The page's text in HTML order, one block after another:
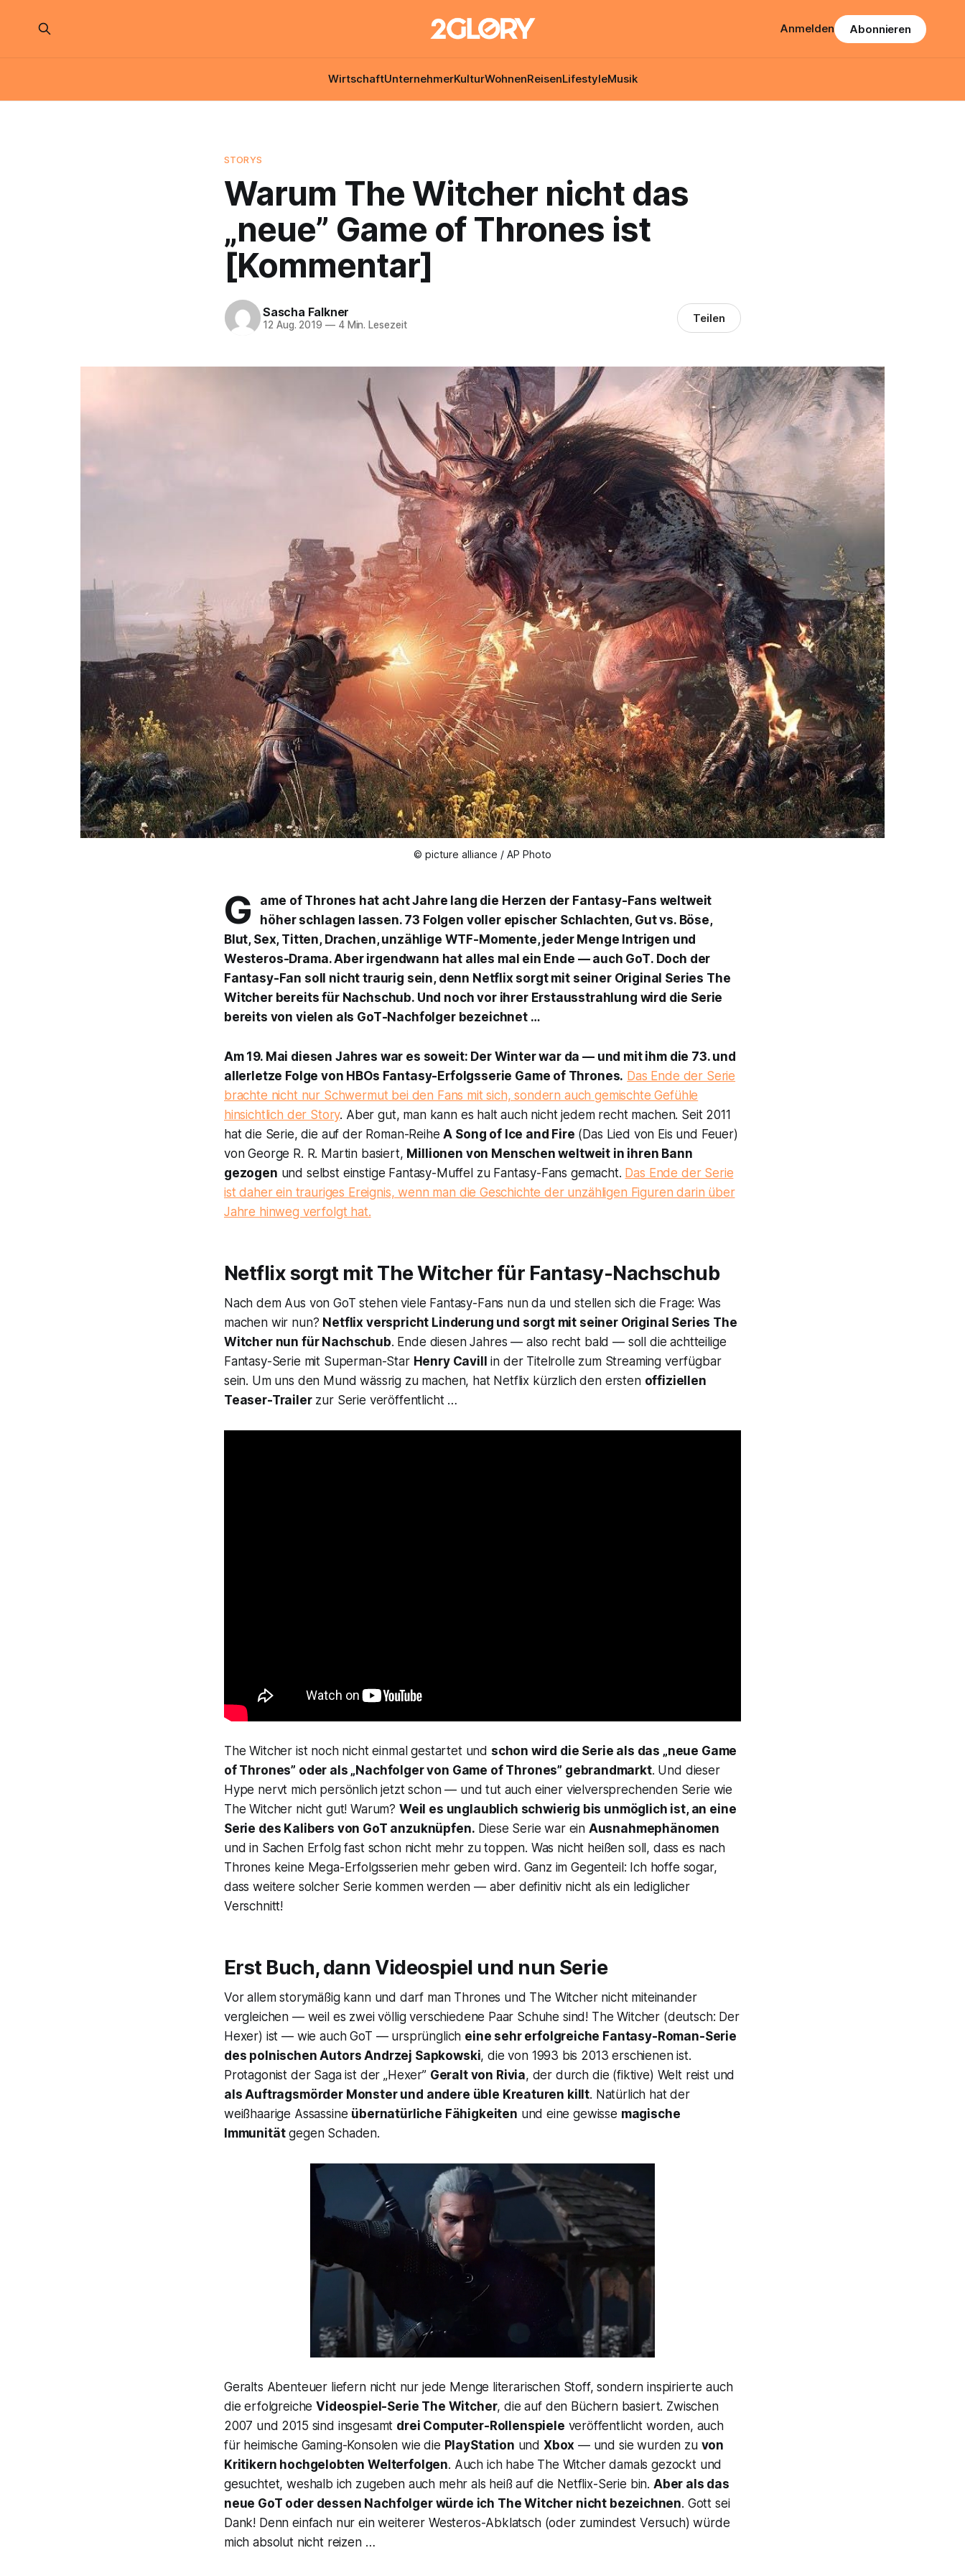
WirtschaftUnternehmerKulturWohnenReisenLifestyleMusik
Anmelden Abonnieren
STORYS
Warum The Witcher nicht das
„neue” Game of Thrones ist
[Kommentar]
Sascha Falkner
12 Aug. 2019 —4 Min. Lesezeit Teilen
© picture alliance / AP Photo
G ame of Thrones hat acht Jahre lang die Herzen der Fantasy-Fans weltweit
höher schlagen lassen. 73 Folgen voller epischer Schlachten, Gut vs. Böse,
Blut, Sex, Titten, Drachen, unzählige WTF-Momente, jeder Menge Intrigen und
Westeros-Drama. Aber irgendwann hat alles mal ein Ende — auch GoT. Doch der
Fantasy-Fan soll nicht traurig sein, denn Netflix sorgt mit seiner Original Series The
Witcherbereits für Nachschub. Und noch vor ihrer Erstausstrahlung wird die Serie
bereits von vielen als GoT-Nachfolger bezeichnet …
Am 19. Mai diesen Jahres war es soweit: Der Winter war da — und mit ihm die 73. und
allerletze Folge von HBOs Fantasy-Erfolgsserie Game of Thrones. Das Ende der Serie
brachte nicht nur Schwermut bei den Fans mit sich, sondern auch gemischte Gefühle
hinsichtlich der Story. Aber gut, man kann es halt auch nicht jedem recht machen. Seit 2011
hat die Serie, die auf der Roman-ReiheA Song of Ice and Fire ( Das Lied von Eis und Feuer)
von George R. R. Martin basiert, Millionen von Menschen weltweit in ihren Bann
gezogen und selbst einstige Fantasy-Muffel zu Fantasy-Fans gemacht. Das Ende der Serie
ist daher ein trauriges Ereignis, wenn man die Geschichte der unzähligen Figuren darin über
Jahre hinweg verfolgt hat.
Netflix sorgt mitThe Witcher für Fantasy-Nachschub
Nach dem Aus vonGoT stehen viele Fantasy-Fans nun da und stellen sich die Frage: Was
machen wir nun? Netflix verspricht Linderung und sorgt mit seiner Original Series The
Witchernun für Nachschub. Ende diesen Jahres — also recht bald — soll die achtteilige
Fantasy-Serie mit Superman-Star Henry Cavill
in der Titelrolle zum Streaming verfügbar
sein. Um uns den Mund wässrig zu machen, hat Netflix kürzlich den ersten offiziellen
Teaser-Trailerzur Serie veröffentlicht …
The Witcher ist noch nicht einmal gestartet und schon wird die Serie als das „neue Game
of Thrones” oder als „Nachfolger von Game of Thrones” gebrandmarkt. Und dieser
Hype nervt mich persönlich jetzt schon — und tut auch einer vielversprechenden Serie wie
The Witcher nicht gut! Warum? Weil es unglaublich schwierig bis unmöglich ist, an eine
Serie des Kalibers von GoT anzuknüpfen. Diese Serie war ein Ausnahmephänomen
und in Sachen Erfolg fast schon nicht mehr zu toppen. Was nicht heißen soll, dass es nach
Thrones keine Mega-Erfolgsserien mehr geben wird. Ganz im Gegenteil: Ich hoffe sogar,
dass weitere solcher Serie kommen werden — aber definitiv nicht als ein lediglicher
Verschnitt!
Erst Buch, dann Videospiel und nun Serie
Vor allem storymäßig kann und darf man Thrones und The Witchernicht miteinander
vergleichen — weil es zwei völlig verschiedene Paar Schuhe sind! The Witcher (deutsch: Der
Hexer) ist — wie auchGoT — ursprünglich eine sehr erfolgreiche Fantasy-Roman-Serie
des polnischen Autors Andrzej Sapkowski, die von 1993 bis 2013 erschienen ist.
Protagonist der Saga ist der „Hexer” Geralt von Rivia, der durch die (fiktive) Welt reist und
als Auftragsmörder Monster und andere üble Kreaturen killt. Natürlich hat der
weißhaarige Assassine übernatürliche Fähigkeiten und eine gewisse magische
Immunitätgegen Schaden.
Geralts Abenteuer liefern nicht nur jede Menge literarischen Stoff, sondern inspirierte auch
die erfolgreicheVideospiel-Serie The Witcher, die auf den Büchern basiert. Zwischen
2007 und 2015 sind insgesamt drei Computer-Rollenspiele veröffentlicht worden, auch
für heimische Gaming-Konsolen wie die PlayStation und Xbox — und sie wurden zu von
Kritikern hochgelobten Welterfolgen. Auch ich habe The Witcherdamals gezockt und
gesuchtet, weshalb ich zugeben auch mehr als heiß auf die Netflix-Serie bin. Aber als das
neue GoT oder dessen Nachfolger würde ich The Witcher nicht bezeichnen. Gott sei
Dank! Denn einfach nur ein weiterer Westeros-Abklatsch (oder zumindest Versuch) würde
mich absolut nicht reizen …